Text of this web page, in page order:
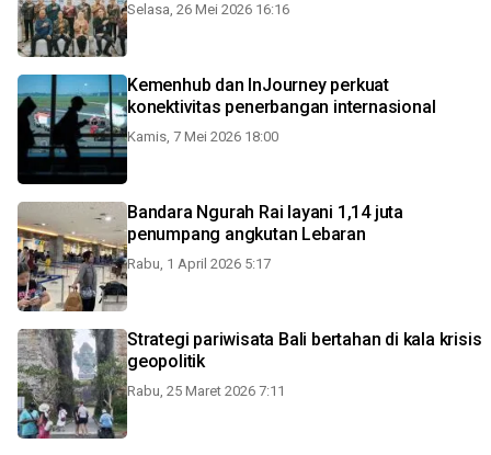
Selasa, 26 Mei 2026 16:16
Kemenhub dan InJourney perkuat
konektivitas penerbangan internasional
Kamis, 7 Mei 2026 18:00
Bandara Ngurah Rai layani 1,14 juta
penumpang angkutan Lebaran
Rabu, 1 April 2026 5:17
Strategi pariwisata Bali bertahan di kala krisis
geopolitik
Rabu, 25 Maret 2026 7:11